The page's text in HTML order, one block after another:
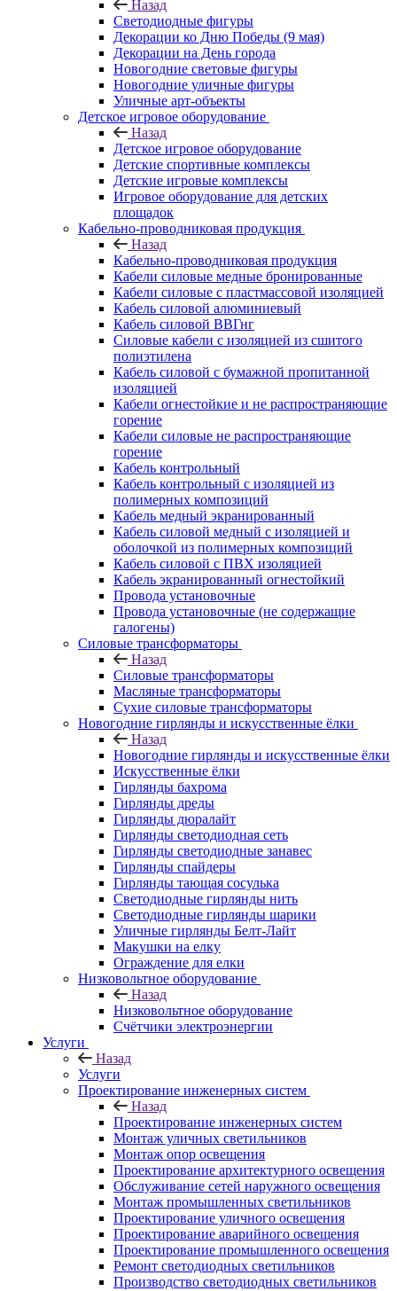
Назад
Светодиодные фигуры
Декорации ко Дню Победы (9 мая)
Декорации на День города
Новогодние световые фигуры
Новогодние уличные фигуры
Уличные арт-объекты
Детское игровое оборудование
Назад
Детское игровое оборудование
Детские спортивные комплексы
Детские игровые комплексы
Игровое оборудование для детских
площадок
Кабельно-проводниковая продукция
Назад
Кабельно-проводниковая продукция
Кабели силовые медные бронированные
Кабели силовые с пластмассовой изоляцией
Кабель силовой алюминиевый
Кабель силовой ВВГнг
Силовые кабели с изоляцией из сшитого
полиэтилена
Кабель силовой с бумажной пропитанной
изоляцией
Кабели огнестойкие и не распространяющие
горение
Кабели силовые не распространяющие
горение
Кабель контрольный
Кабель контрольный с изоляцией из
полимерных композиций
Кабель медный экранированный
Кабель силовой медный с изоляцией и
оболочкой из полимерных композиций
Кабель силовой с ПВХ изоляцией
Кабель экранированный огнестойкий
Провода установочные
Провода установочные (не содержащие
галогены)
Силовые трансформаторы
Назад
Силовые трансформаторы
Масляные трансформаторы
Сухие силовые трансформаторы
Новогодние гирлянды и искусственные ёлки
Назад
Новогодние гирлянды и искусственные ёлки
Искусственные ёлки
Гирлянды бахрома
Гирлянды дреды
Гирлянды дюралайт
Гирлянды светодиодная сеть
Гирлянды светодиодные занавес
Гирлянды спайдеры
Гирлянды тающая сосулька
Светодиодные гирлянды нить
Светодиодные гирлянды шарики
Уличные гирлянды Белт-Лайт
Макушки на елку
Ограждение для елки
Низковольтное оборудование
Назад
Низковольтное оборудование
Счётчики электроэнергии
Услуги
Назад
Услуги
Проектирование инженерных систем
Назад
Проектирование инженерных систем
Монтаж уличных светильников
Монтаж опор освещения
Проектирование архитектурного освещения
Обслуживание сетей наружного освещения
Монтаж промышленных светильников
Проектирование уличного освещения
Проектирование аварийного освещения
Проектирование промышленного освещения
Ремонт светодиодных светильников
Производство светодиодных светильников